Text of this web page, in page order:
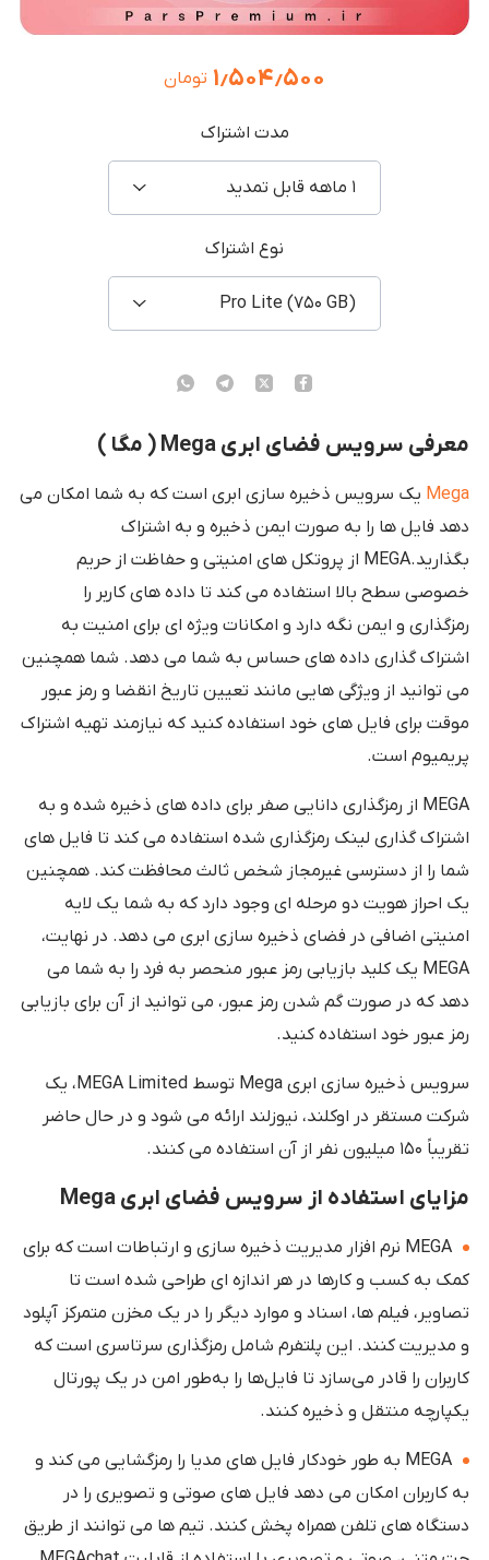
۱٫۵۰۴٫۵۰۰ تومان
مدت اشتراک
۱ ماهه قابل تمدید
نوع اشتراک
Pro Lite (۷۵۰ GB)
معرفی سرویس فضای ابری Mega ( مگا )
Mega یک سرویس ذخیره سازی ابری است که به شما امکان می
دهد فایل ها را به صورت ایمن ذخیره و به اشتراک
بگذارید.MEGA از پروتکل های امنیتی و حفاظت از حریم
خصوصی سطح بالا استفاده می کند تا داده های کاربر را
رمزگذاری و ایمن نگه دارد و امکانات ویژه ای برای امنیت به
اشتراک گذاری داده های حساس به شما می دهد. شما همچنین
می توانید از ویژگی هایی مانند تعیین تاریخ انقضا و رمز عبور
موقت برای فایل های خود استفاده کنید که نیازمند تهیه اشتراک
پریمیوم است.
MEGA از رمزگذاری دانایی صفر برای داده های ذخیره شده و به
اشتراک گذاری لینک رمزگذاری شده استفاده می کند تا فایل های
شما را از دسترسی غیرمجاز شخص ثالث محافظت کند. همچنین
یک احراز هویت دو مرحله ای وجود دارد که به شما یک لایه
امنیتی اضافی در فضای ذخیره سازی ابری می دهد. در نهایت،
MEGA یک کلید بازیابی رمز عبور منحصر به فرد را به شما می
دهد که در صورت گم شدن رمز عبور، می توانید از آن برای بازیابی
رمز عبور خود استفاده کنید.
سرویس ذخیره سازی ابری Mega توسط MEGA Limited، یک
شرکت مستقر در اوکلند، نیوزلند ارائه می شود و در حال حاضر
تقریباً ۱۵۰ میلیون نفر از آن استفاده می کنند.
مزایای استفاده از سرویس فضای ابری Mega
MEGA نرم افزار مدیریت ذخیره سازی و ارتباطات است که برای
کمک به کسب و کارها در هر اندازه ای طراحی شده است تا
تصاویر، فیلم ها، اسناد و موارد دیگر را در یک مخزن متمرکز آپلود
و مدیریت کنند. این پلتفرم شامل رمزگذاری سرتاسری است که
کاربران را قادر می‌سازد تا فایل‌ها را به‌طور امن در یک پورتال
یکپارچه منتقل و ذخیره کنند.
MEGA به طور خودکار فایل های مدیا را رمزگشایی می کند و
به کاربران امکان می دهد فایل های صوتی و تصویری را در
دستگاه های تلفن همراه پخش کنند. تیم ها می توانند از طریق